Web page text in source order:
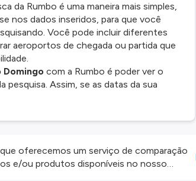
da Rumbo é uma maneira mais simples,
nos dados inseridos, para que você
Você pode incluir diferentes
aeroportos de chegada ou partida que
Domingo com a Rumbo é poder ver o
pesquisa. Assim, se as datas da sua
oferecemos um serviço de comparação
e/ou produtos disponíveis no nosso